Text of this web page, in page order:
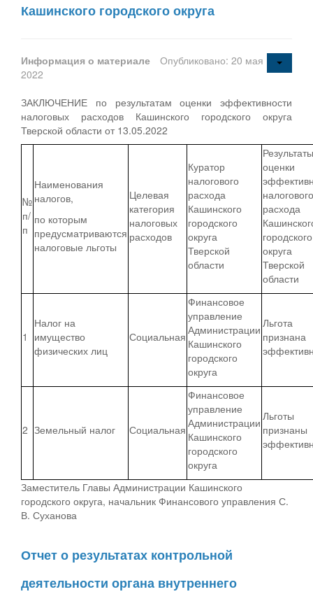
Кашинского городского округа
Информация о материале
Опубликовано: 20 мая
2022
ЗАКЛЮЧЕНИЕ по результатам оценки эффективности
налоговых расходов Кашинского городского округа
Тверской области от 13.05.2022
№
п/
п
Наименования
налогов,
по которым
предусматриваются
налоговые льготы
Целевая
категория
налоговых
расходов
Куратор
налогового
расхода
Кашинского
городского
округа
Тверской
области
Результаты
оценки
налогового
расхода
городского
округа
Тверской
области
1
Налог на
имущество
физических лиц
Социальная
Финансовое
управление
Администрации
Кашинского
городского
округа
Льгота
признана
2 Земельный налог Социальная
Финансовое
управление
Администрации
Кашинского
городского
округа
Льготы
признаны
Заместитель Главы Администрации Кашинского
городского округа, начальник Финансового управления С.
В. Суханова
Отчет о результатах контрольной
деятельности органа внутреннего